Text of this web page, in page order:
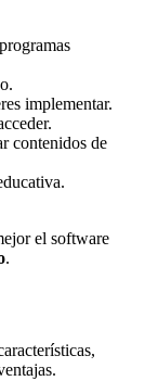
implementar.
contenidos de
el software
.